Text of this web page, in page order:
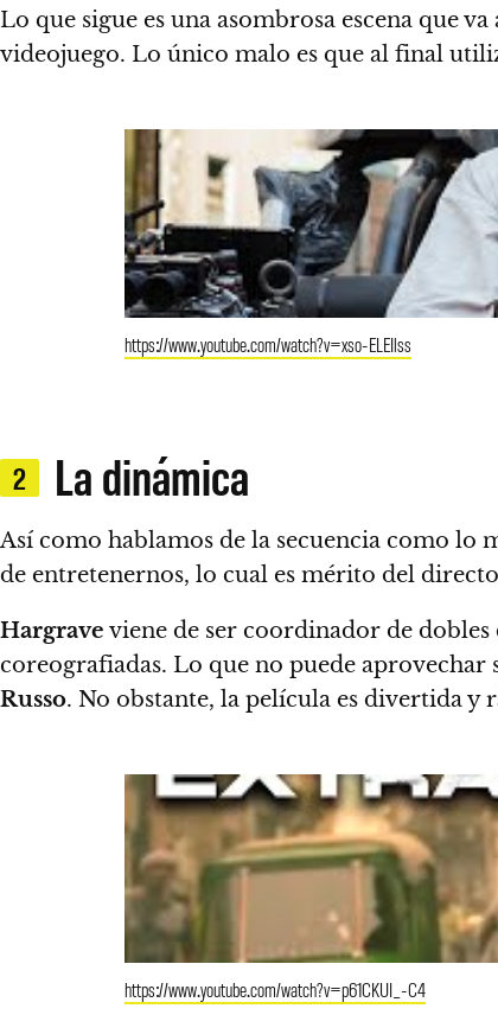
Lo que sigue es una asombrosa escena que
videojuego. Lo único malo es que al final
https://www.youtube.com/watch?v=xso-ELEIlss
2 La dinámica
Así como hablamos de la secuencia como lo
de entretenernos, lo cual es mérito del
Hargrave viene de ser coordinador de dobles
coreografiadas. Lo que no puede
Russo. No obstante, la película es divertida y
https://www.youtube.com/watch?v=p61CKUI_-C4